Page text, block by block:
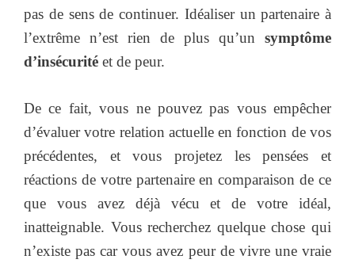
pas de sens de continuer. Idéaliser un partenaire à
l’extrême n’est rien de plus qu’un symptôme
d’insécurité et de peur.
De ce fait, vous ne pouvez pas vous empêcher
d’évaluer votre relation actuelle en fonction de vos
précédentes, et vous projetez les pensées et
réactions de votre partenaire en comparaison de ce
que vous avez déjà vécu et de votre idéal,
inatteignable. Vous recherchez quelque chose qui
n’existe pas car vous avez peur de vivre une vraie